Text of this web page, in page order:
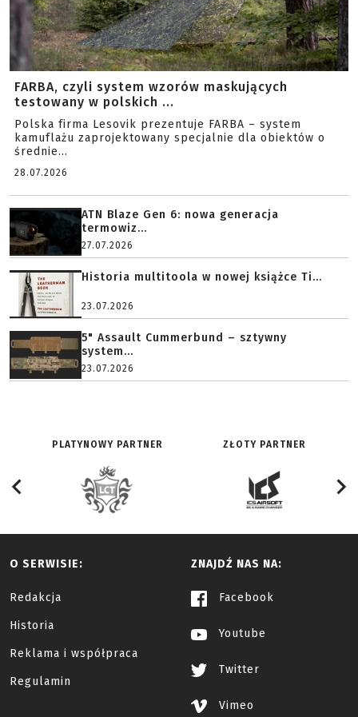
FARBA, czyli system wzorów maskujących
testowany w polskich ...
Polska firma Lesovik prezentuje FARBA – system
kamuflażu zaprojektowany specjalnie dla obiektów o
średnie...
28.07.2026
ATN Blaze Gen 6: nowa generacja
termowiz...
27.07.2026
Historia multitoola w nowej książce Ti...
23.07.2026
5" Assault Cummerbund – sztywny
system...
23.07.2026
PLATYNOWY PARTNER ZŁOTY PARTNER
O SERWISIE:
Redakcja
Historia
Reklama i współpraca
Regulamin
ZNAJDŹ NAS NA:
Facebook
Youtube
Twitter
Vimeo